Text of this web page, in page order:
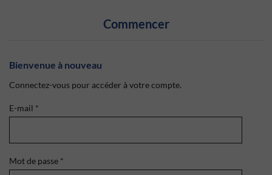
Commencer
Bienvenue à nouveau
Connectez-vous pour accéder à votre compte.
E-mail *
Mot de passe *